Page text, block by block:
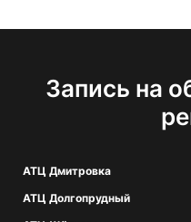
Запись на
АТЦ Дмитровка
АТЦ Долгопрудный